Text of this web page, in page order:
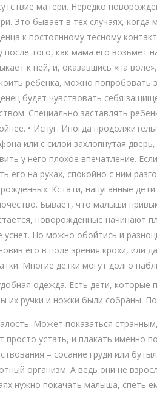
матери. Нередко
Это бывает в тех случаях,
к постоянному тесному
после того, как мама его возьмет
к ней, и, оказавшись «на
ребенка, можно попробовать
будет чувствовать себя
Специально заставлять
• Испуг. Иногда
или с силой захлопнутая
у него плохое впечатление.
его на руках, спокойно с ним
Кстати, напуганные
Бывает, что малыши
новорожденные начинают
уснет. Но можно обойтись и
его в поле зрения крохи, или
Многие детки могут долго
одежда. Есть дети, которые
их ручки и ножки были собраны.
Может показаться
просто устать, и плакать именно
– сосание груди или
организм. А ведь они не
нужно покачать малыша, спеть